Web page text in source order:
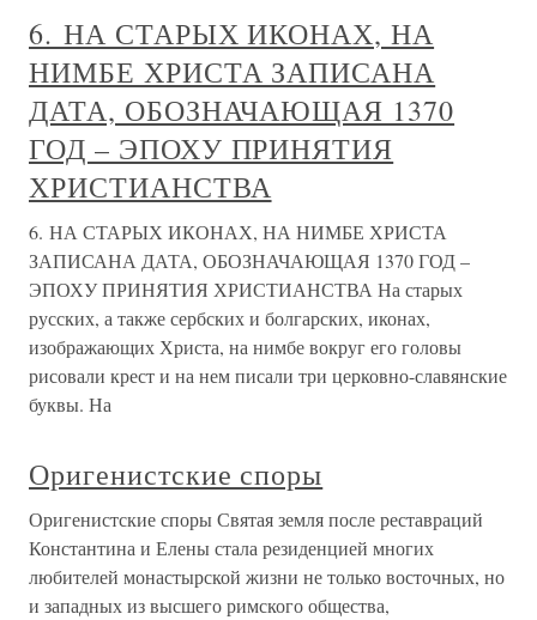
6. НА СТАРЫХ ИКОНАХ, НА
НИМБЕ ХРИСТА ЗАПИСАНА
ДАТА, ОБОЗНАЧАЮЩАЯ 1370
ГОД – ЭПОХУ ПРИНЯТИЯ
ХРИСТИАНСТВА
6. НА СТАРЫХ ИКОНАХ, НА НИМБЕ ХРИСТА
ЗАПИСАНА ДАТА, ОБОЗНАЧАЮЩАЯ 1370 ГОД –
ЭПОХУ ПРИНЯТИЯ ХРИСТИАНСТВА На старых
русских, а также сербских и болгарских, иконах,
изображающих Христа, на нимбе вокруг его головы
рисовали крест и на нем писали три церковно-славянские
буквы. На
Оригенистские споры
Оригенистские споры Святая земля после реставраций
Константина и Елены стала резиденцией многих
любителей монастырской жизни не только восточных, но
и западных из высшего римского общества,